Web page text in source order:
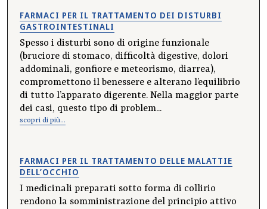
FARMACI PER IL TRATTAMENTO DEI DISTURBI
GASTROINTESTINALI
Spesso i disturbi sono di origine funzionale
(bruciore di stomaco, difficoltà digestive, dolori
addominali, gonfiore e meteorismo, diarrea),
compromettono il benessere e alterano l’equilibrio
di tutto l’apparato digerente. Nella maggior parte
dei casi, questo tipo di problem...
scopri di più...
FARMACI PER IL TRATTAMENTO DELLE MALATTIE
DELL’OCCHIO
I medicinali preparati sotto forma di collirio
rendono la somministrazione del principio attivo